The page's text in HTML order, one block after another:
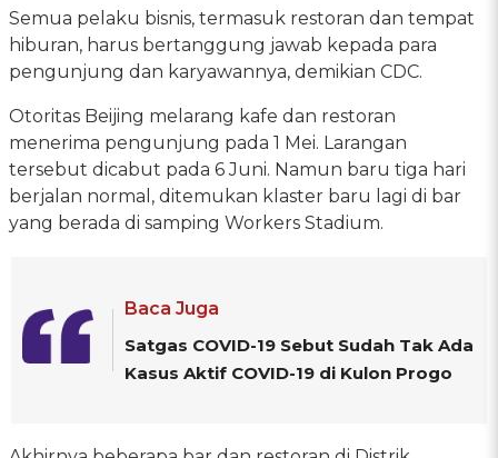
Semua pelaku bisnis, termasuk restoran dan tempat
hiburan, harus bertanggung jawab kepada para
pengunjung dan karyawannya, demikian CDC.
Otoritas Beijing melarang kafe dan restoran
menerima pengunjung pada 1 Mei. Larangan
tersebut dicabut pada 6 Juni. Namun baru tiga hari
berjalan normal, ditemukan klaster baru lagi di bar
yang berada di samping Workers Stadium.
Baca Juga
Satgas COVID-19 Sebut Sudah Tak Ada
Kasus Aktif COVID-19 di Kulon Progo